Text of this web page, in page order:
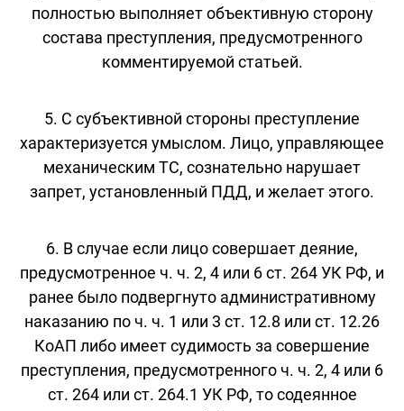
полностью выполняет объективную сторону
состава преступления, предусмотренного
комментируемой статьей.
5. С субъективной стороны преступление
характеризуется умыслом. Лицо, управляющее
механическим ТС, сознательно нарушает
запрет, установленный ПДД, и желает этого.
6. В случае если лицо совершает деяние,
предусмотренное ч. ч. 2, 4 или 6 ст. 264 УК РФ, и
ранее было подвергнуто административному
наказанию по ч. ч. 1 или 3 ст. 12.8 или ст. 12.26
КоАП либо имеет судимость за совершение
преступления, предусмотренного ч. ч. 2, 4 или 6
ст. 264 или ст. 264.1 УК РФ, то содеянное